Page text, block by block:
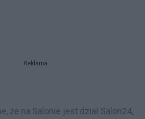
Reklama
że na Salonie jest dział Salon24,